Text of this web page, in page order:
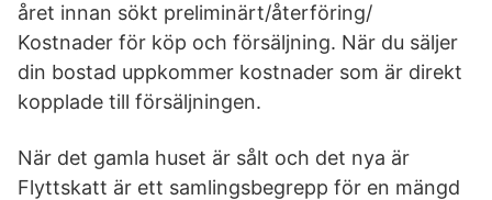
året innan sökt preliminärt/återföring/
Kostnader för köp och försäljning. När du säljer
din bostad uppkommer kostnader som är direkt
kopplade till försäljningen.
När det gamla huset är sålt och det nya är
Flyttskatt är ett samlingsbegrepp för en mängd